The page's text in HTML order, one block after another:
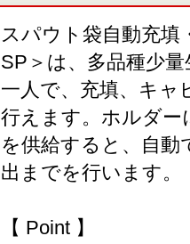
スパウト袋自動充填
SP＞は、多品種少
一人で、充填、キャ
行えます。ホルダ
を供給すると、自動
出までを行います。
【 Point 】